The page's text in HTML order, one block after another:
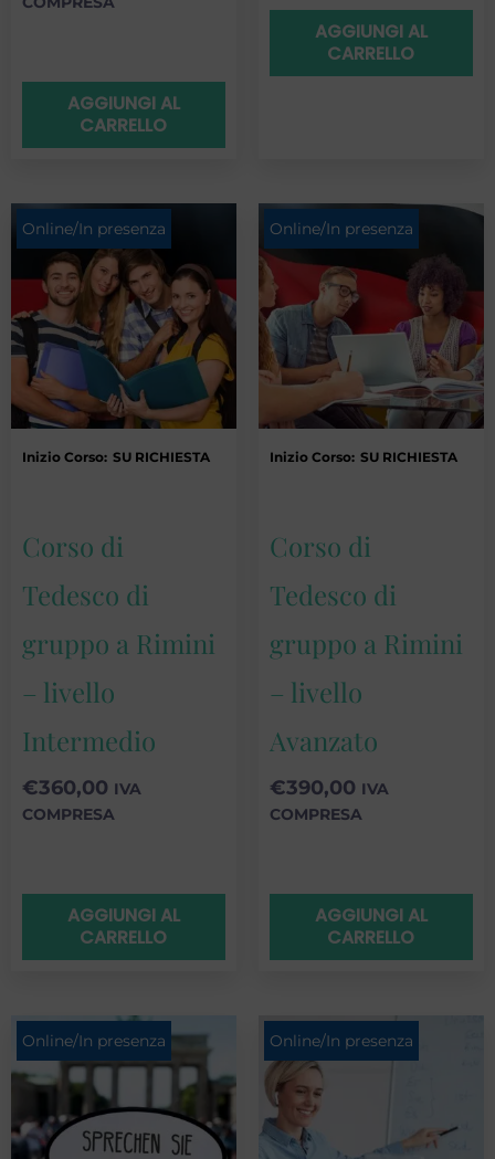
AGGIUNGI AL
CARRELLO
AGGIUNGI AL
CARRELLO
Inizio Corso: SU RICHIESTA
Online/In presenza
Corso di
Tedesco di
gruppo a Rimini
– livello
Intermedio
€360,00 IVA
COMPRESA
AGGIUNGI AL
CARRELLO
Inizio Corso: SU RICHIESTA
Online/In presenza
Corso di
Tedesco di
gruppo a Rimini
– livello
Avanzato
€390,00 IVA
COMPRESA
AGGIUNGI AL
CARRELLO
Online/In presenza Online/In presenza